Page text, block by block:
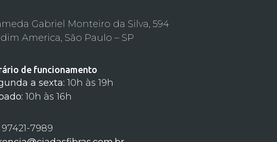
Gabriel Monteiro da Silva, 594
America, São Paulo – SP
de funcionamento
a sexta: 10h às 19h
10h às 16h
97421-7989